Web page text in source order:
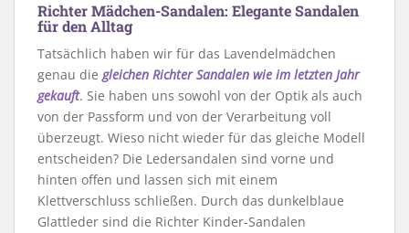
Richter Mädchen-Sandalen: Elegante Sandalen
für den Alltag
Tatsächlich haben wir für das Lavendelmädchen
genau diegleichen Richter Sandalen wie im letzten Jahr
gekauft. Sie haben uns sowohl von der Optik als auch
von der Passform und von der Verarbeitung voll
überzeugt. Wieso nicht wieder für das gleiche Modell
entscheiden? Die Ledersandalen sind vorne und
hinten offen und lassen sich mit einem
Klettverschluss schließen. Durch das dunkelblaue
Glattleder sind die Richter Kinder-Sandalen